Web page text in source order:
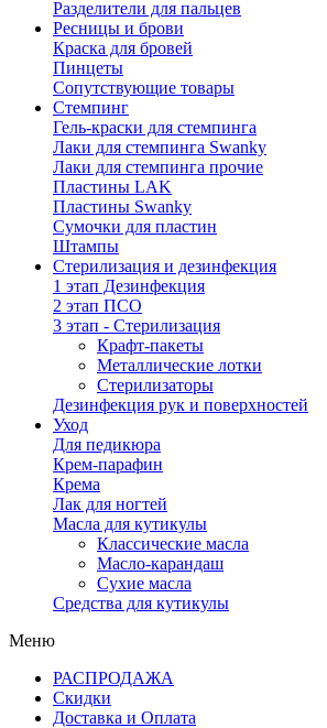
Разделители для пальцев
Ресницы и брови
Краска для бровей
Пинцеты
Сопутствующие товары
Стемпинг
Гель-краски для стемпинга
Лаки для стемпинга Swanky
Лаки для стемпинга прочие
Пластины LAK
Пластины Swanky
Сумочки для пластин
Штампы
Стерилизация и дезинфекция
1 этап Дезинфекция
2 этап ПСО
3 этап - Стерилизация
Крафт-пакеты
Металлические лотки
Стерилизаторы
Дезинфекция рук и поверхностей
Уход
Для педикюра
Крем-парафин
Крема
Лак для ногтей
Масла для кутикулы
Классические масла
Масло-карандаш
Сухие масла
Средства для кутикулы
Меню
РАСПРОДАЖА
Скидки
Доставка и Оплата